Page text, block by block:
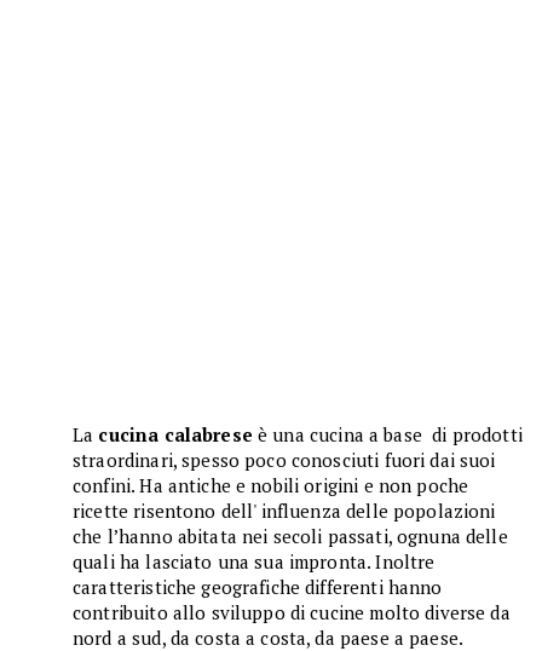
La cucina calabrese è una cucina a base di prodotti
straordinari, spesso poco conosciuti fuori dai suoi
confini. Ha antiche e nobili origini e non poche
ricette risentono dell' influenza delle popolazioni
che l’hanno abitata nei secoli passati, ognuna delle
quali ha lasciato una sua impronta. Inoltre
caratteristiche geografiche differenti hanno
contribuito allo sviluppo di cucine molto diverse da
nord a sud, da costa a costa, da paese a paese.